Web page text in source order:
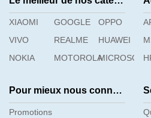
XIAOMI GOOGLE
OPPO
VIVO
REALME
HUAWEI
NOKIA
MOTOROLAMICROSOFT
Pour mieux nous connaître
Promotions